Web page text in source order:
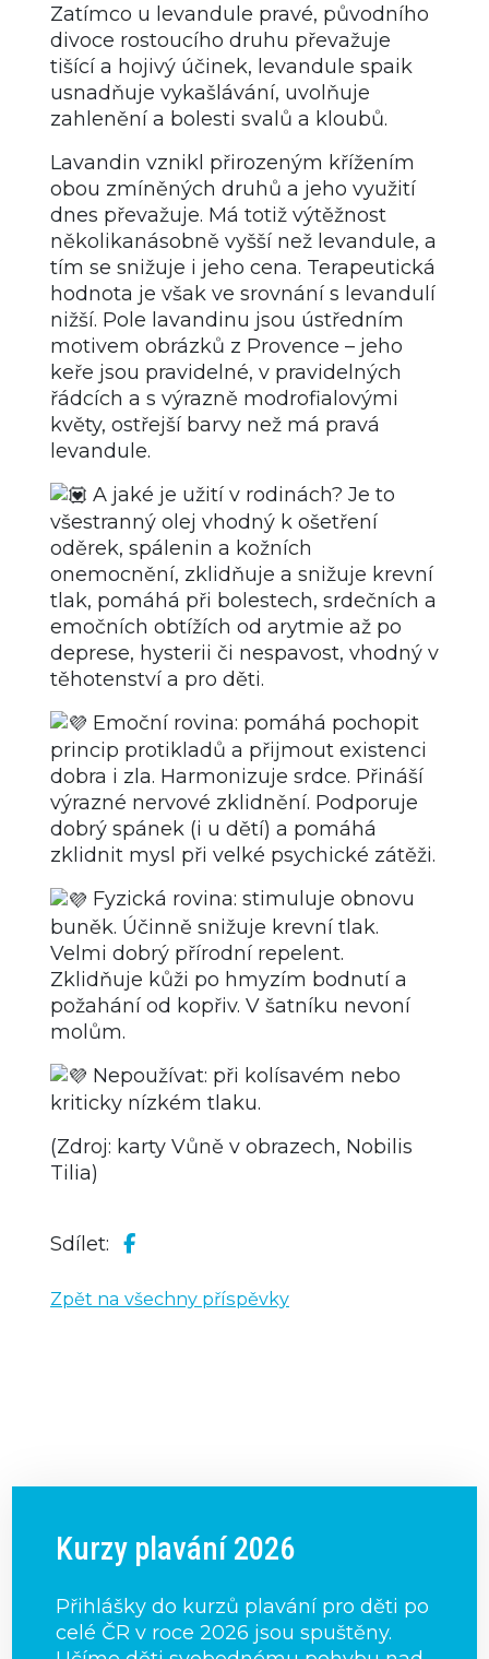
Zatímco u levandule pravé, původního
divoce rostoucího druhu převažuje
tišící a hojivý účinek, levandule spaik
usnadňuje vykašlávání, uvolňuje
zahlenění a bolesti svalů a kloubů.
Lavandin vznikl přirozeným křížením
obou zmíněných druhů a jeho využití
dnes převažuje. Má totiž výtěžnost
několikanásobně vyšší než levandule, a
tím se snižuje i jeho cena. Terapeutická
hodnota je však ve srovnání s levandulí
nižší. Pole lavandinu jsou ústředním
motivem obrázků z Provence – jeho
keře jsou pravidelné, v pravidelných
řádcích a s výrazně modrofialovými
květy, ostřejší barvy než má pravá
levandule.
A jaké je užití v rodinách? Je to
všestranný olej vhodný k ošetření
oděrek, spálenin a kožních
onemocnění, zklidňuje a snižuje krevní
tlak, pomáhá při bolestech, srdečních a
emočních obtížích od arytmie až po
deprese, hysterii či nespavost, vhodný v
těhotenství a pro děti.
Emoční rovina: pomáhá pochopit
princip protikladů a přijmout existenci
dobra i zla. Harmonizuje srdce. Přináší
výrazné nervové zklidnění. Podporuje
dobrý spánek (i u dětí) a pomáhá
zklidnit mysl při velké psychické zátěži.
Fyzická rovina: stimuluje obnovu
buněk. Účinně snižuje krevní tlak.
Velmi dobrý přírodní repelent.
Zklidňuje kůži po hmyzím bodnutí a
požahání od kopřiv. V šatníku nevoní
molům.
Nepoužívat: při kolísavém nebo
kriticky nízkém tlaku.
(Zdroj: karty Vůně v obrazech, Nobilis
Tilia)
Sdílet:
Zpět na všechny příspěvky
Kurzy plavání 2026
Přihlášky do kurzů plavání pro děti po
celé ČR v roce 2026 jsou spuštěny.